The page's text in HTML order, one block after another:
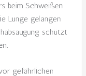
beim Schweißen
Lunge gelangen
schützt
gefährlichen